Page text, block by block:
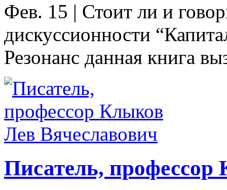
Фев. 15 | Стоит ли и
дискуссионности
Резонанс данная книга
Писатель,